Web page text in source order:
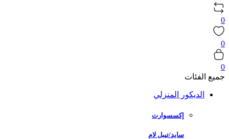
0
0
0
جميع الفئات
الديكور المنزلي
إكسسوارت
سايد/تيبل لام